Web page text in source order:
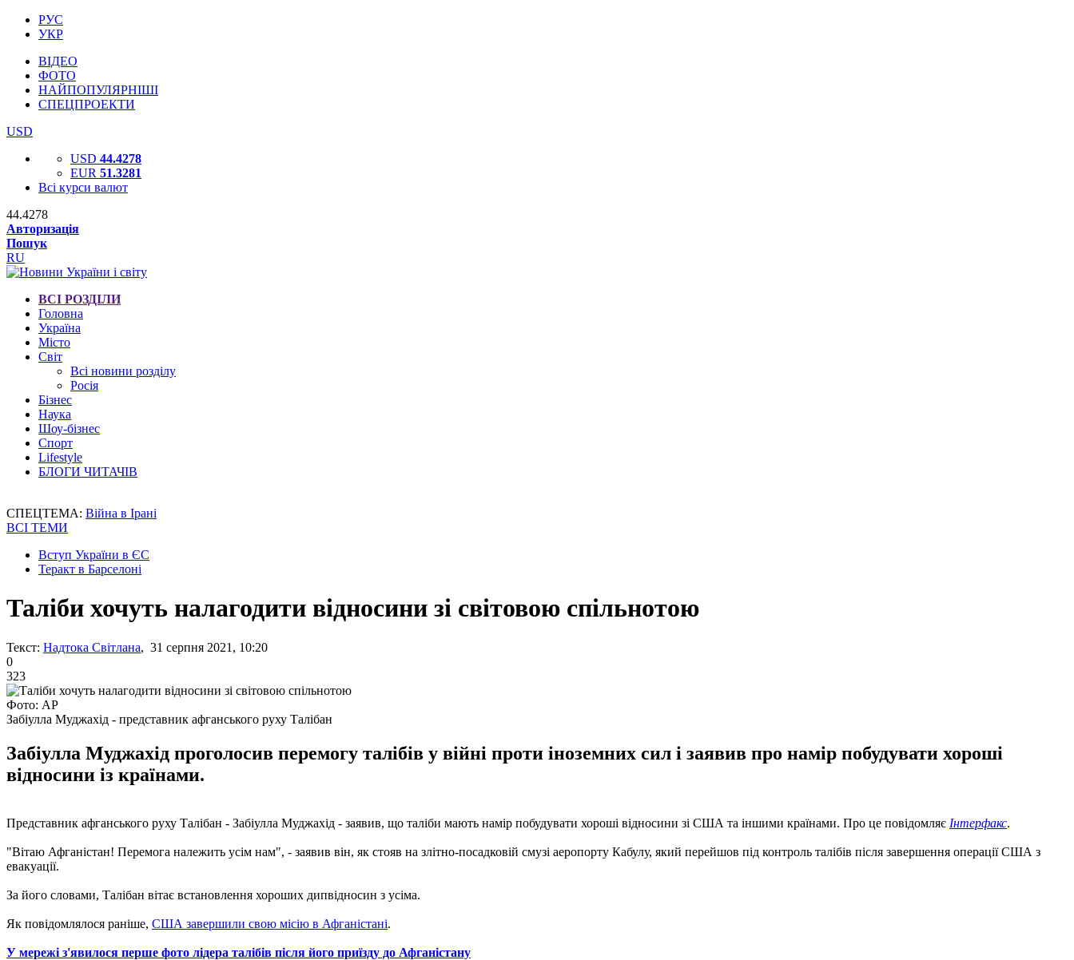
РУС
УКР
ВІДЕО
ФОТО
НАЙПОПУЛЯРНІШІ
СПЕЦПРОЕКТИ
USD
USD 44.4278
EUR 51.3281
Всі курси валют
44.4278
Авторизація
Пошук
RU
ВСІ РОЗДІЛИ
Головна
Україна
Місто
Світ
Всі новини розділу
Росія
Бізнес
Наука
Шоу-бізнес
Спорт
Lifestyle
БЛОГИ ЧИТАЧІВ
СПЕЦТЕМА: Війна в Ірані
ВСІ ТЕМИ
Вступ України в ЄС
Теракт в Барселоні
Таліби хочуть налагодити відносини зі світовою спільнотою
Текст: Надтока Світлана, 31 серпня 2021, 10:20
0
323
Фото: AP
Забіулла Муджахід - представник афганського руху Талібан
Забіулла Муджахід проголосив перемогу талібів у війні проти іноземних сил і заявив про намір побудувати хороші
відносини із країнами.
Представник афганського руху Талібан - Забіулла Муджахід - заявив, що таліби мають намір побудувати хороші відносини зі США та іншими країнами. Про це повідомляє Інтерфакс.
"Вітаю Афганістан! Перемога належить усім нам", - заявив він, як стояв на злітно-посадковій смузі аеропорту Кабулу, який перейшов під контроль талібів після завершення операції США з
евакуації.
За його словами, Талібан вітає встановлення хороших дипвідносин з усіма.
Як повідомлялося раніше, США завершили свою місію в Афганістані.
У мережі з'явилося перше фото лідера талібів після його приїзду до Афганістану